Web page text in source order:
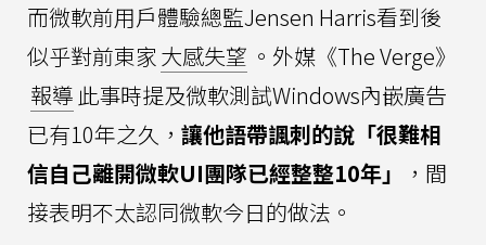
而微軟前用戶體驗總監Jensen Harris看到後
似乎對前東家 大感失望 。外媒《The Verge》
報導 此事時提及微軟測試Windows內嵌廣告
已有10年之久， 讓他語帶諷刺的說「很難相
信自己離開微軟UI團隊已經整整10年」
，間
接表明不太認同微軟今日的做法。